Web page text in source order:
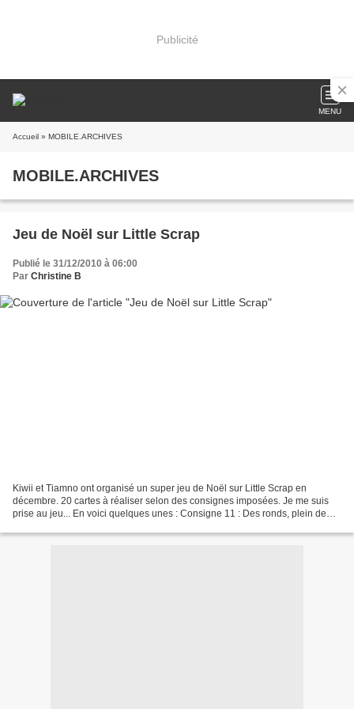
Publicité
MENU
Accueil » MOBILE.ARCHIVES
MOBILE.ARCHIVES
Jeu de Noël sur Little Scrap
Publié le 31/12/2010 à 06:00
Par Christine B
Kiwii et Tiamno ont organisé un super jeu de Noël sur Little Scrap en
décembre. 20 cartes à réaliser selon des consignes imposées. Je me suis
prise au jeu... En voici quelques unes : Consigne 11 : Des ronds, plein de